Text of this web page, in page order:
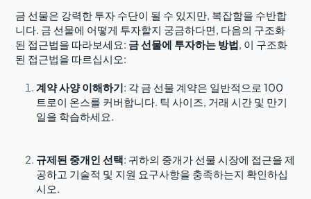
금 선물은 강력한 투자 수단이 될 수 있지만, 복잡함을 수반합
니다. 금 선물에 어떻게 투자할지 궁금하다면, 다음의 구조화
된 접근법을 따라보세요: 금 선물에 투자하는 방법, 이 구조화
된 접근법을 따르십시오:
계약 사양 이해하기: 각 금 선물 계약은 일반적으로 100
트로이 온스를 커버합니다. 틱 사이즈, 거래 시간 및 만기
일을 학습하세요.
규제된 중개인 선택: 귀하의 중개가 선물 시장에 접근을 제
공하고 기술적 및 지원 요구사항을 충족하는지 확인하십
시오.